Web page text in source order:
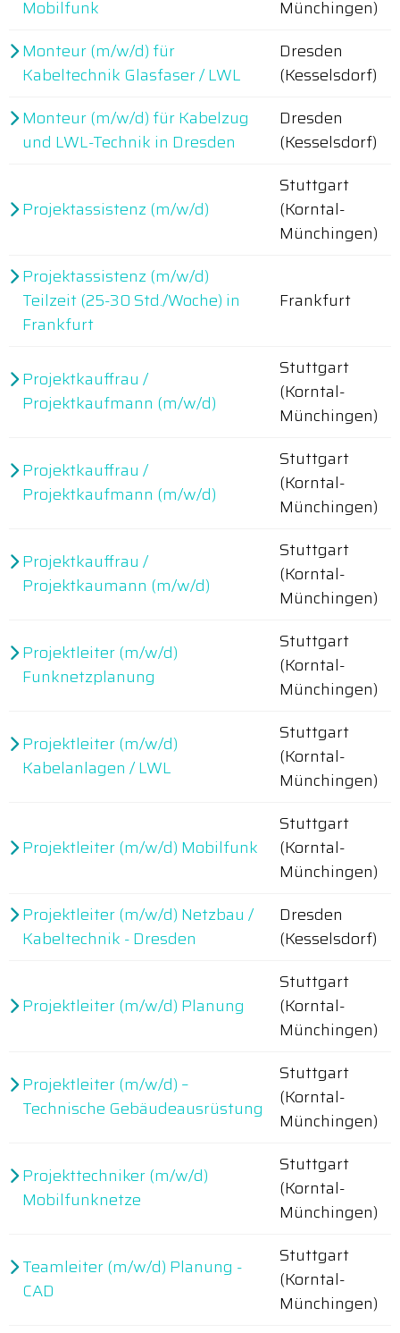
Mobilfunk
Münchingen)
Monteur (m/w/d) für
Kabeltechnik Glasfaser / LWL
Dresden
(Kesselsdorf)
Monteur (m/w/d) für Kabelzug
und LWL-Technik in Dresden
Dresden
(Kesselsdorf)
Projektassistenz (m/w/d)
Stuttgart
(Korntal-
Münchingen)
Projektassistenz (m/w/d)
Teilzeit (25-30 Std./Woche) in
Frankfurt
Frankfurt
Projektkauffrau /
Projektkaufmann (m/w/d)
Stuttgart
(Korntal-
Münchingen)
Projektkauffrau /
Projektkaufmann (m/w/d)
Stuttgart
(Korntal-
Münchingen)
Projektkauffrau /
Projektkaumann (m/w/d)
Stuttgart
(Korntal-
Münchingen)
Projektleiter (m/w/d)
Funknetzplanung
Stuttgart
(Korntal-
Münchingen)
Projektleiter (m/w/d)
Kabelanlagen / LWL
Stuttgart
(Korntal-
Münchingen)
Projektleiter (m/w/d) Mobilfunk
Stuttgart
(Korntal-
Münchingen)
Projektleiter (m/w/d) Netzbau /
Kabeltechnik - Dresden
Dresden
(Kesselsdorf)
Projektleiter (m/w/d) Planung
Stuttgart
(Korntal-
Münchingen)
Projektleiter (m/w/d) –
Technische Gebäudeausrüstung
Stuttgart
(Korntal-
Münchingen)
Projekttechniker (m/w/d)
Mobilfunknetze
Stuttgart
(Korntal-
Münchingen)
Teamleiter (m/w/d) Planung -
CAD
Stuttgart
(Korntal-
Münchingen)